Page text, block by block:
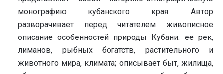
монографию кубанского края. Автор
разворачивает перед читателем живописное
описание особенностей природы Кубани: ее рек,
лиманов, рыбных богатств, растительного и
животного мира, климата; описывает быт, жилища,